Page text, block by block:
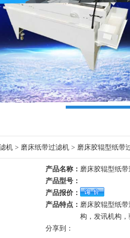
机 > 磨床纸带过滤机 > 磨床胶辊型纸带
产品名称： 磨床胶辊型纸
产品型号：
产品报价：
产品特点： 磨床胶辊型纸
构，发讯机构，
分享到：